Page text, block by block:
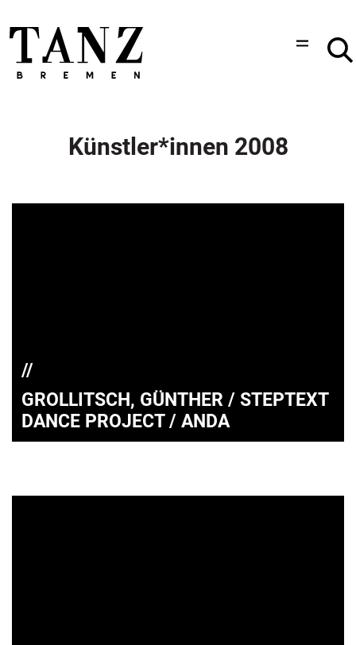
Künstler*innen 2008
GROLLITSCH, GÜNTHER / STEPTEXT
DANCE PROJECT / ANDA